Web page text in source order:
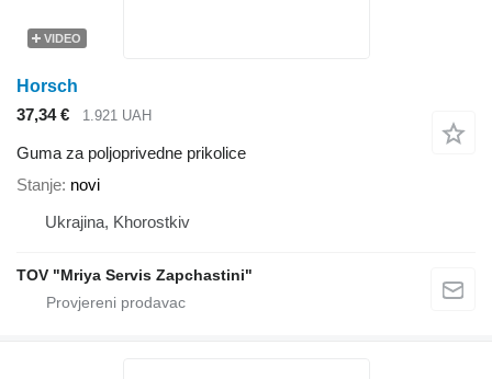
VIDEO
Horsch
37,34 €
1.921 UAH
Guma za poljoprivedne prikolice
Stanje novi
Ukrajina, Khorostkiv
TOV "Mriya Servis Zapchastini"